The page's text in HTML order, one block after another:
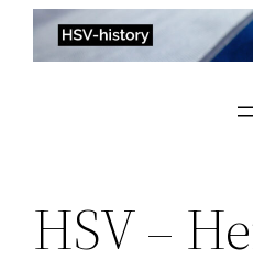
Zum
Inhalt
HSV –